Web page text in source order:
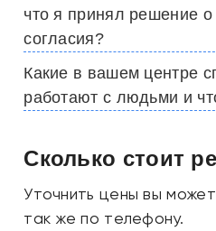
что я принял решение о
согласия?
Какие в вашем центре
работают с людьми и
Сколько стоит
Уточнить цены вы
так же по телефону.